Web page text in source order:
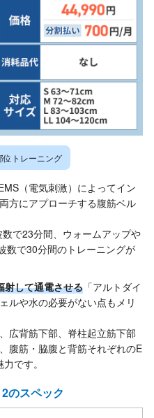
位トレーニング
（電気刺激）によってイン
方にアプローチする腹筋ベル
で23分間、ウォームアップや
数で30分間のトレーニングが
射して通電させる 「アルトダイ
ルや水の必要がない点もメリ
広背筋下部、脊柱起立筋下部
腹筋・脇腹と背筋それぞれのE
です。
のスペック